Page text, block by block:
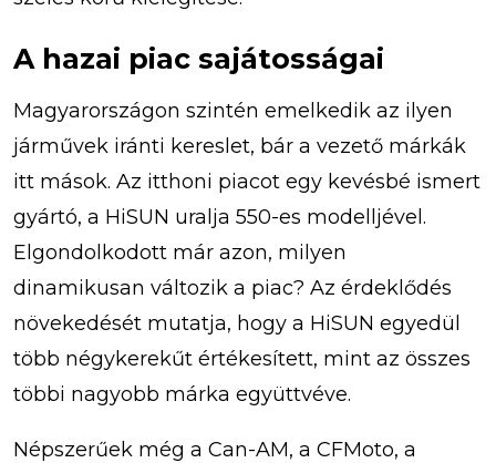
A hazai piac sajátosságai
Magyarországon szintén emelkedik az ilyen
járművek iránti kereslet, bár a vezető márkák
itt mások. Az itthoni piacot egy kevésbé ismert
gyártó, a HiSUN uralja 550-es modelljével.
Elgondolkodott már azon, milyen
dinamikusan változik a piac? Az érdeklődés
növekedését mutatja, hogy a HiSUN egyedül
több négykerekűt értékesített, mint az összes
többi nagyobb márka együttvéve.
Népszerűek még a Can-AM, a CFMoto, a